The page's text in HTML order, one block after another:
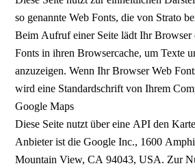
so genannte Web Fonts, die von Strato
Beim Aufruf einer Seite lädt Ihr Browser
Fonts in ihren Browsercache, um Texte
anzuzeigen. Wenn Ihr Browser Web
wird eine Standardschrift von Ihrem
Google Maps
Diese Seite nutzt über eine API den
Anbieter ist die Google Inc., 1600
Mountain View, CA 94043, USA. Zur